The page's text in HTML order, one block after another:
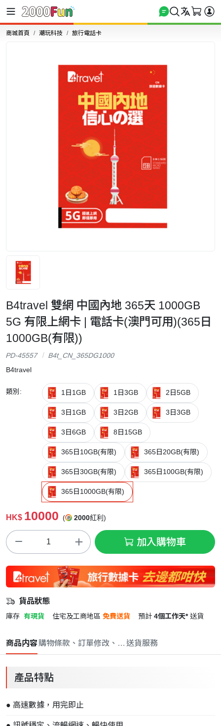
商城首頁 潮玩科技 旅行電話卡
B4travel 雙網 中國內地 365天 1000GB
5G 有限上網卡 | 電話卡(澳門可用)(365日
1000GB(有限))
PD-45557
B4t_CN_365DG1000
B4travel
類別: 1日1GB 1日3GB 2日5GB
3日1GB 3日2GB 3日3GB
3日6GB 8日15GB
365日10GB(有限) 365日20GB(有限)
365日30GB(有限) 365日100GB(有限)
365日1000GB(有限)
HK$ 10000 ( 2000紅利)
加入購物車
貨品狀態
庫存 有現貨 住宅及工商地區 免費送貨 預計 4個工作天* 送貨
商品内容購物條款、訂單修改、取消與退款政策
送貨服務
產品特點
● 高速數據，用完即止